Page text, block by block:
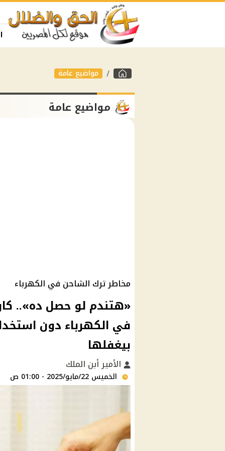
مواضيع عامة
مواضيع عامة
مخاطر ترك الشاحن في الكهرباء
«هتندم لو حصل ده»..
في الكهرباء دون
بيغفلها
الأمير أبن الملك
الخميس 22/مايو/2025 - 01:00 ص